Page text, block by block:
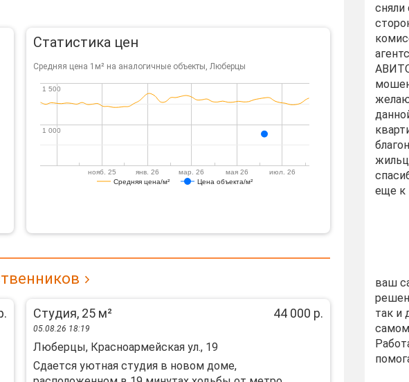
Статистика цен
Средняя цена 1м² на аналогичные объекты, Люберцы
Средняя цена/м² Цена объекта/м²
нояб. 25 янв. 26 мар. 26 мая 26 июл. 26
1 000
1 000
1 500
1 500
Студия, 25 м² 44 000 р.
05.08.26 18:19
Люберцы, Красноармейская ул., 19
Cдaeтcя уютнaя cтудия в новoм доме,
сняли
еще к
ваш
так и